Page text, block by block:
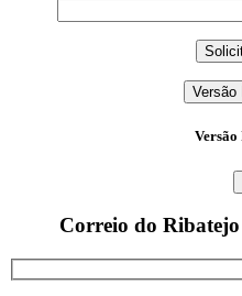
Versão
Versão
Correio do